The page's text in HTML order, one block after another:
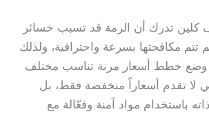
كلين تدرك أن الرمة قد تسبب خسائر
تتم مكافحتها بسرعة واحترافية، ولذلك
وضع خطط أسعار مرنة تناسب مختلف
لا تقدم أسعاراً منخفضة فقط، بل
باستخدام مواد آمنة وفعّالة مع